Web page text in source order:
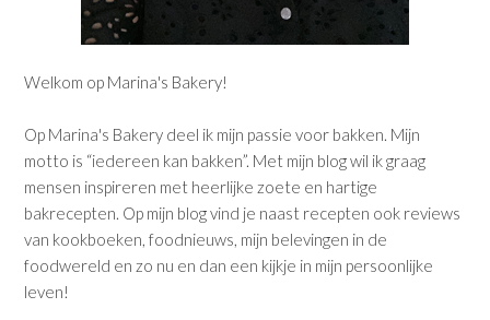
Welkom op Marina's Bakery!
Op Marina's Bakery deel ik mijn passie voor bakken. Mijn
motto is “iedereen kan bakken”. Met mijn blog wil ik graag
mensen inspireren met heerlijke zoete en hartige
bakrecepten. Op mijn blog vind je naast recepten ook reviews
van kookboeken, foodnieuws, mijn belevingen in de
foodwereld en zo nu en dan een kijkje in mijn persoonlijke
leven!